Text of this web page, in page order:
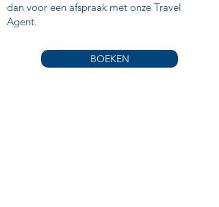
dan voor een afspraak met onze Travel
Agent.
BOEKEN